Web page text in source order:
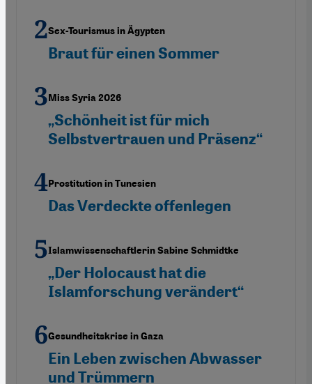
Sex-Tourismus in Ägypten
Braut für einen Sommer
Miss Syria 2026
„Schönheit ist für mich
Selbstvertrauen und Präsenz“
Prostitution in Tunesien
Das Verdeckte offenlegen
Islamwissenschaftlerin Sabine Schmidtke
„Der Holocaust hat die
Islamforschung verändert“
Gesundheitskrise in Gaza
Ein Leben zwischen Abwasser
und Trümmern